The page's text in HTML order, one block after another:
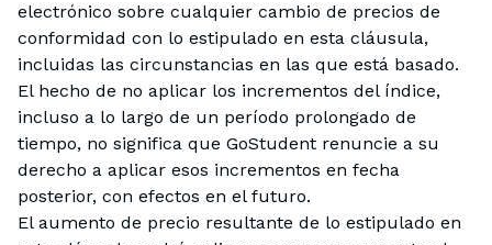
electrónico sobre cualquier cambio de precios de
conformidad con lo estipulado en esta cláusula,
incluidas las circunstancias en las que está basado.
El hecho de no aplicar los incrementos del índice,
incluso a lo largo de un período prolongado de
tiempo, no significa que GoStudent renuncie a su
derecho a aplicar esos incrementos en fecha
posterior, con efectos en el futuro.
El aumento de precio resultante de lo estipulado en